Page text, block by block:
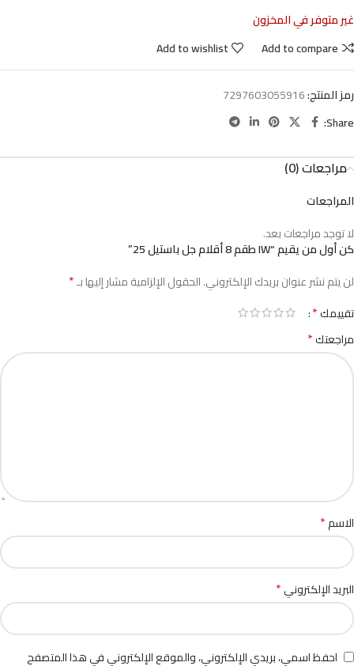
غير متوفر في المخزون
Add to compare
Add to wishlist
رمز المنتج:7297603055916
Share:
مراجعات (0)
المراجعات
لا توجد مراجعات بعد.
كن أول من يقيم “IW طقم 8 أقلام جل باستيل 25”
لن يتم نشر عنوان بريدك الإلكتروني.الحقول الإلزامية مشار إليها بـ*
تقييمك*
مراجعتك*
الاسم*
البريد الإلكتروني*
احفظ اسمي، بريدي الإلكتروني، والموقع الإلكتروني في هذا المتصفح